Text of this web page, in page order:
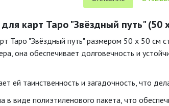
карт Таро "Звёздный путь" (50
Таро "Звёздный путь" размером 50 х 50 см
она обеспечивает долговечность и
ей таинственность и загадочность, что
в виде полиэтиленового пакета, что